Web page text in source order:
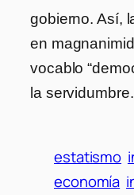
gobierno. Así,
en
vocablo
la servidumbre.
estatismo
economía